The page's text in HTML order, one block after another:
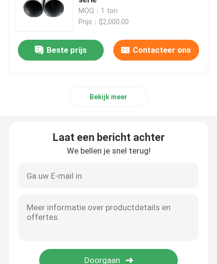
Plaat van roestvrij staal
Roestvrij staalpijp
Roestvrij staalprofiel
Nikkellegering
Hastelloylegering
MOQ：1 ton
Prijs：$2,000.00
Beste prijs Contacteer ons
Bekijk meer
Laat een bericht achter
We bellen je snel terug!